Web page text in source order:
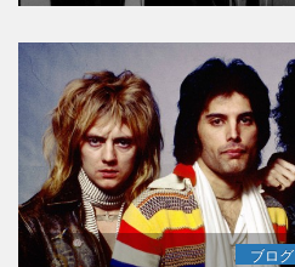
ブログ